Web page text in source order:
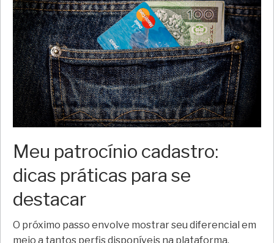
Meu patrocínio cadastro:
dicas práticas para se
destacar
O próximo passo envolve mostrar seu diferencial em
meio a tantos perfis disponíveis na plataforma.